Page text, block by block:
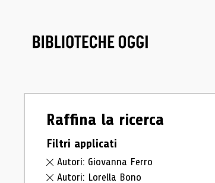
Raffina la ricerca
Filtri applicati
Autori: Giovanna Ferro
Autori: Lorella Bono